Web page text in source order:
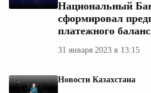
Национальный
сформировал
платежного
31 января 2023 в 13:15
Новости Казахстана